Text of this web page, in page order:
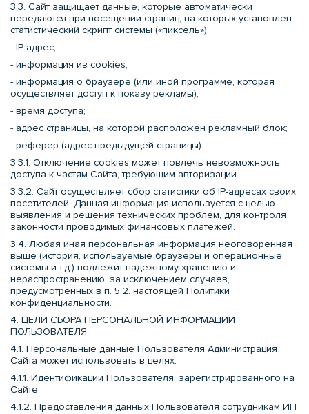
3.3. Сайт защищает данные, которые автоматически
передаются при посещении страниц, на которых установлен
статистический скрипт системы («пиксель»):
- IP адрес;
- информация из cookies;
- информация о браузере (или иной программе, которая
осуществляет доступ к показу рекламы);
- время доступа;
- адрес страницы, на которой расположен рекламный блок;
- реферер (адрес предыдущей страницы).
3.3.1. Отключение cookies может повлечь невозможность
доступа к частям Сайта, требующим авторизации.
3.3.2. Сайт осуществляет сбор статистики об IP-адресах своих
посетителей. Данная информация используется с целью
выявления и решения технических проблем, для контроля
законности проводимых финансовых платежей.
3.4. Любая иная персональная информация неоговоренная
выше (история, используемые браузеры и операционные
системы и т.д.) подлежит надежному хранению и
нераспространению, за исключением случаев,
предусмотренных в п. 5.2. настоящей Политики
конфиденциальности.
4. ЦЕЛИ СБОРА ПЕРСОНАЛЬНОЙ ИНФОРМАЦИИ
ПОЛЬЗОВАТЕЛЯ
4.1. Персональные данные Пользователя Администрация
Сайта может использовать в целях:
4.1.1. Идентификации Пользователя, зарегистрированного на
Сайте.
4.1.2. Предоставления данных Пользователя сотрудникам ИП